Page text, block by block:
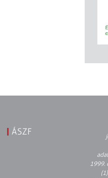
ÁSZF
1999.